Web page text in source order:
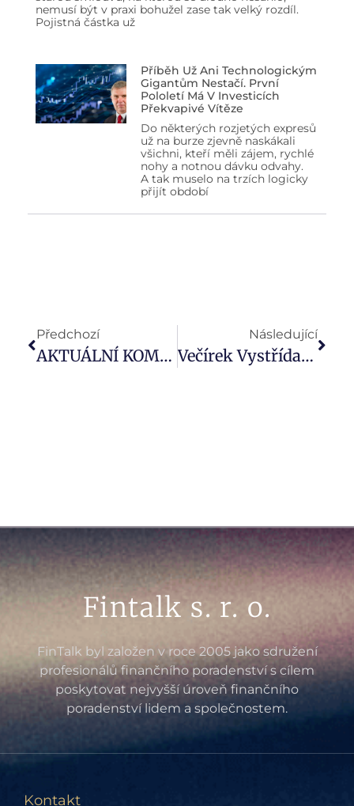
nemusí být v praxi bohužel zase tak velký rozdíl.
Pojistná částka už
Příběh Už Ani Technologickým
Gigantům Nestačí. První
Pololetí Má V Investicích
Překvapivé Vítěze
Do některých rozjetých expresů
už na burze zjevně naskákali
všichni, kteří měli zájem, rychlé
nohy a notnou dávku odvahy.
A tak muselo na trzích logicky
přijít období
Předchozí
AKTUÁLNÍ KOMENTÁŘ: Hypotéky Budou Dostupnější. ČNB Od Července Deaktivuje Jeden Z Limitů Pro Přidělení Úvěru￼
Následující
Večírek Vystřídala Kocovina. Jaký Koktejl Namíchá FED Nyní?￼
Fintalk s. r. o.
FinTalk byl založen v roce 2005 jako sdružení
profesionálů finančního poradenství s cílem
poskytovat nejvyšší úroveň finančního
poradenství lidem a společnostem.
Kontakt